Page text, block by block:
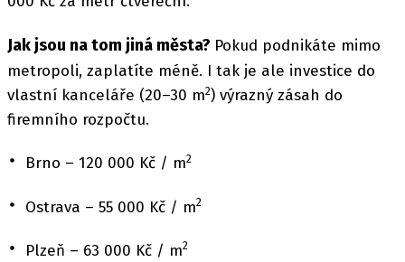
Jak jsou na tom jiná města? Pokud podnikáte mimo
metropoli, zaplatíte méně. I tak je ale investice do
vlastní kanceláře (20–30 m2) výrazný zásah do
firemního rozpočtu.
Brno – 120 000 Kč / m2
Ostrava – 55 000 Kč / m2
Plzeň – 63 000 Kč / m2